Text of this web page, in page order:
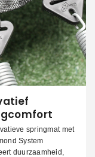
springmat met
System
duurzaamheid,